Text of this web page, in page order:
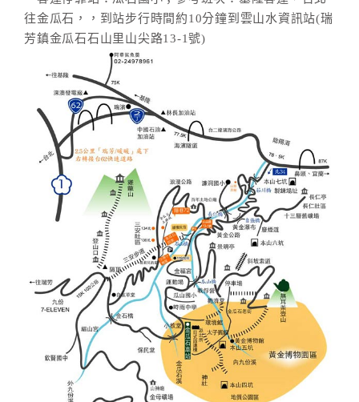
往金瓜石，，到站步行時間約10分鐘到雲山水資訊站(瑞
芳鎮金瓜石石山里山尖路13-1號)